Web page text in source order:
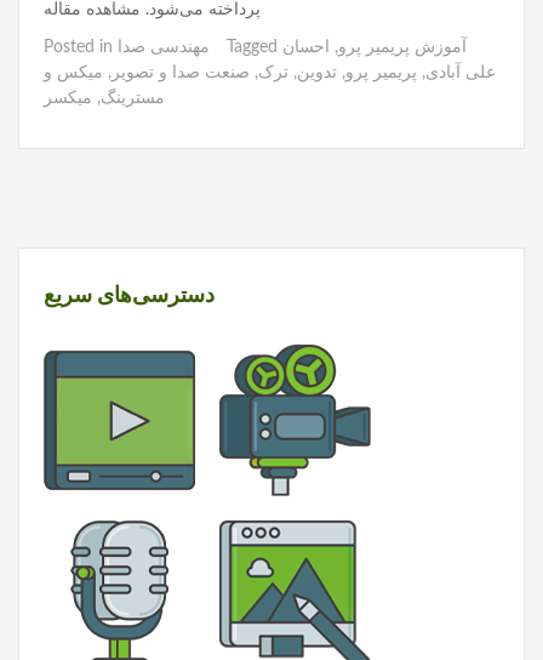
پرداخته می‌شود. مشاهده مقاله
Posted in مهندسی صدا Tagged آموزش پریمیر پرو,
احسان
علی آبادی, پریمیر پرو, تدوین, ترک, صنعت صدا و تصویر , میکس و
مسترینگ, میکسر
دسترسی‌های سریع